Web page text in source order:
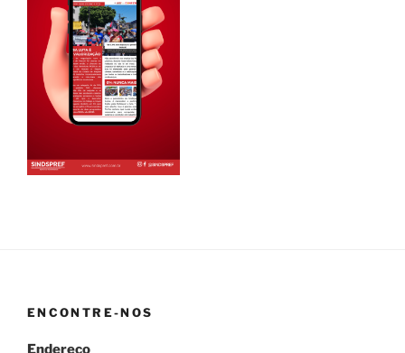
ENCONTRE-NOS
Endereço